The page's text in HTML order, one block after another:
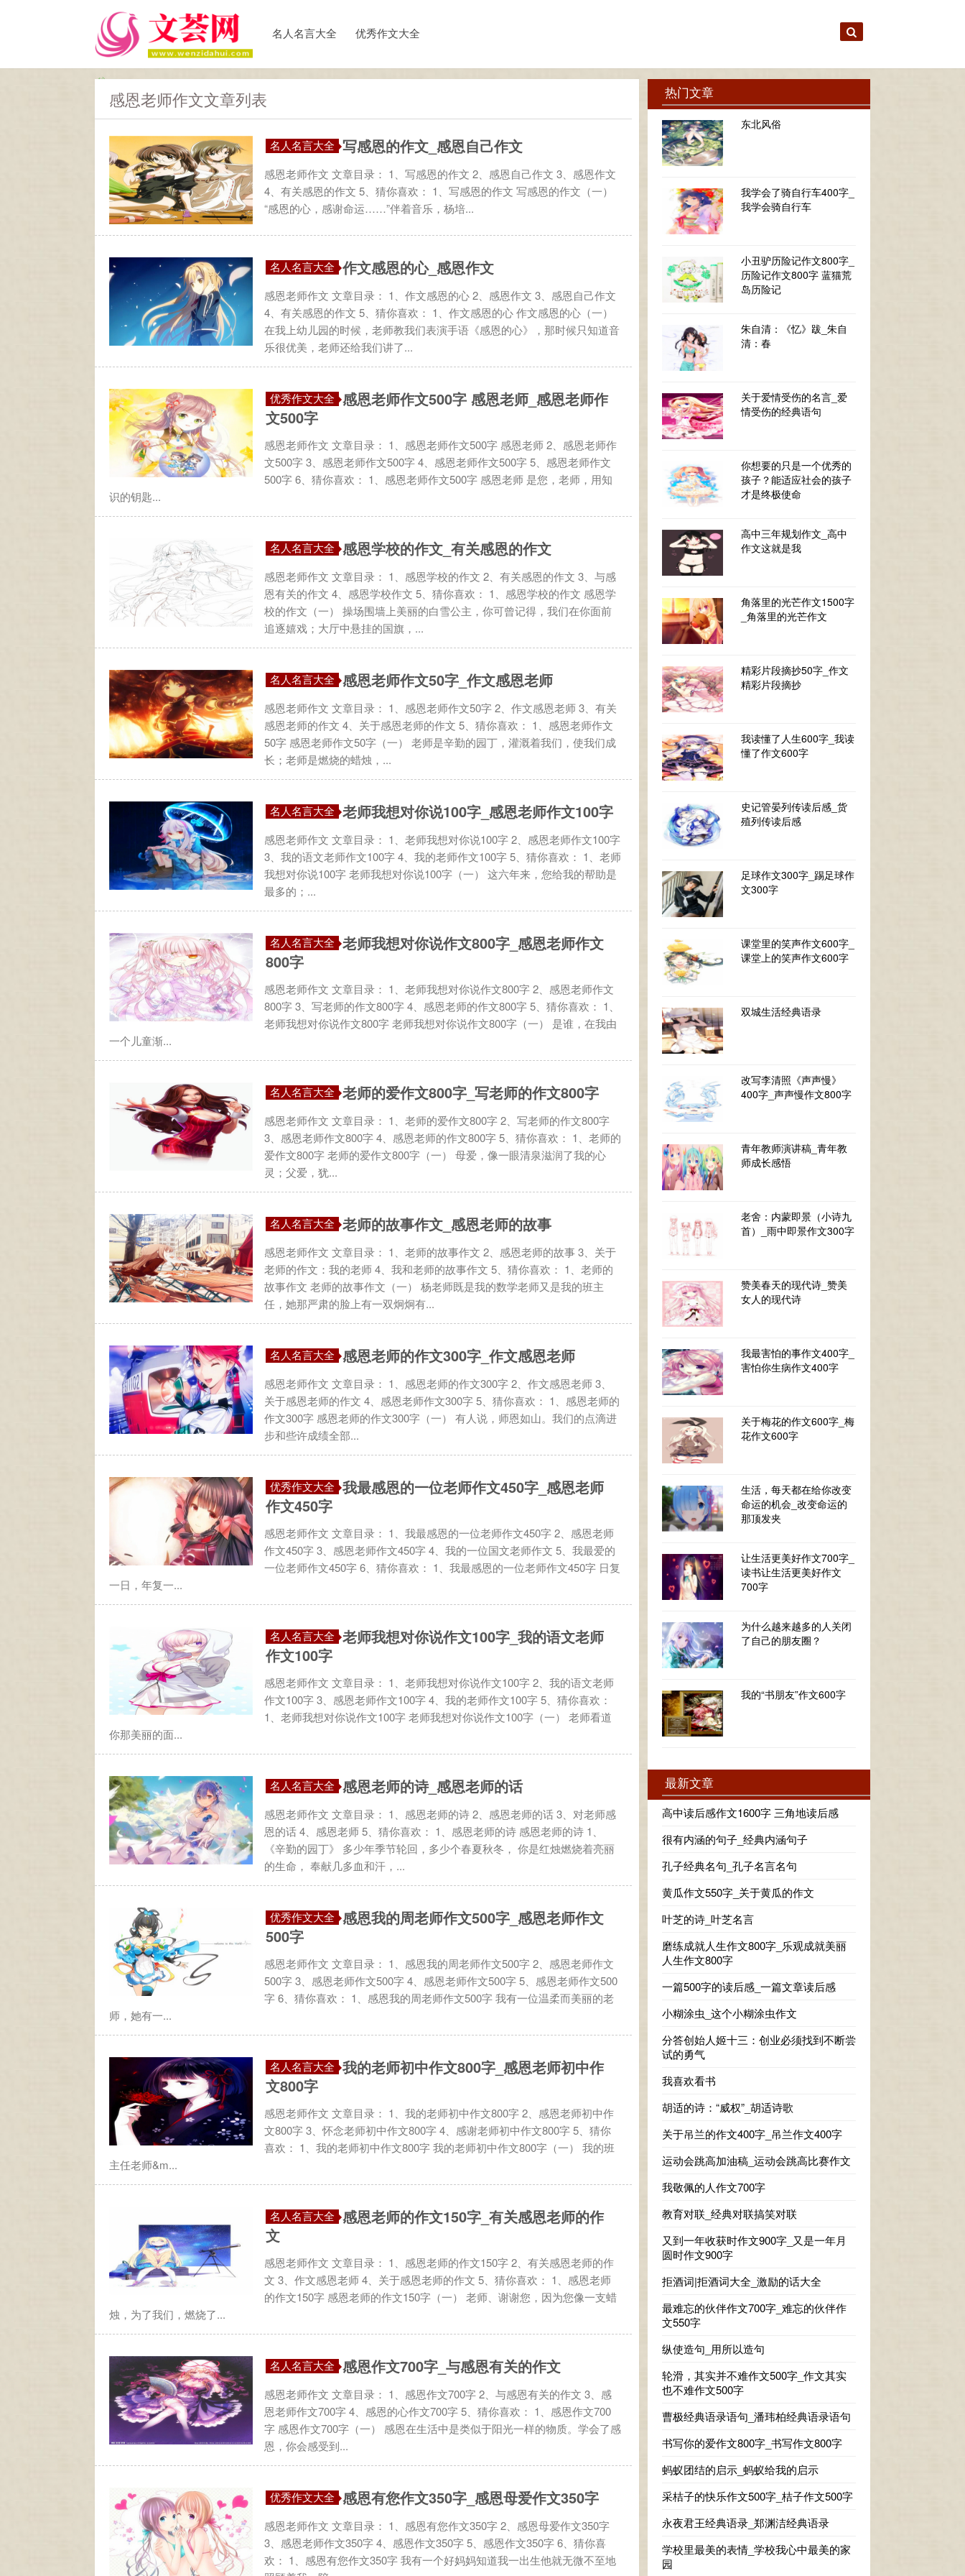
名人名言大全 优秀作文大全
感恩老师作文文章列表
名人名言大全 写感恩的作文_感恩自己作文
感恩老师作文 文章目录： 1、写感恩的作文 2、感恩自己作文 3、感恩作文
4、有关感恩的作文 5、猜你喜欢： 1、写感恩的作文 写感恩的作文（一）
“感恩的心，感谢命运……”伴着音乐，杨培...
名人名言大全 作文感恩的心_感恩作文
感恩老师作文 文章目录： 1、作文感恩的心 2、感恩作文 3、感恩自己作文
4、有关感恩的作文 5、猜你喜欢： 1、作文感恩的心 作文感恩的心（一）
在我上幼儿园的时候，老师教我们表演手语《感恩的心》，那时候只知道音
乐很优美，老师还给我们讲了...
优秀作文大全 感恩老师作文500字 感恩老师_感恩老师作
文500字
感恩老师作文 文章目录： 1、感恩老师作文500字 感恩老师 2、感恩老师作
文500字 3、感恩老师作文500字 4、感恩老师作文500字 5、感恩老师作文
500字 6、猜你喜欢： 1、感恩老师作文500字 感恩老师 是您，老师，用知
识的钥匙...
名人名言大全 感恩学校的作文_有关感恩的作文
感恩老师作文 文章目录： 1、感恩学校的作文 2、有关感恩的作文 3、与感
恩有关的作文 4、感恩学校作文 5、猜你喜欢： 1、感恩学校的作文 感恩学
校的作文（一） 操场围墙上美丽的白雪公主，你可曾记得，我们在你面前
追逐嬉戏；大厅中悬挂的国旗，...
名人名言大全 感恩老师作文50字_作文感恩老师
感恩老师作文 文章目录： 1、感恩老师作文50字 2、作文感恩老师 3、有关
感恩老师的作文 4、关于感恩老师的作文 5、猜你喜欢： 1、感恩老师作文
50字 感恩老师作文50字（一） 老师是辛勤的园丁，灌溉着我们，使我们成
长；老师是燃烧的蜡烛，...
名人名言大全 老师我想对你说100字_感恩老师作文100字
感恩老师作文 文章目录： 1、老师我想对你说100字 2、感恩老师作文100字
3、我的语文老师作文100字 4、我的老师作文100字 5、猜你喜欢： 1、老师
我想对你说100字 老师我想对你说100字（一） 这六年来，您给我的帮助是
最多的；...
名人名言大全 老师我想对你说作文800字_感恩老师作文
800字
感恩老师作文 文章目录： 1、老师我想对你说作文800字 2、感恩老师作文
800字 3、写老师的作文800字 4、感恩老师的作文800字 5、猜你喜欢： 1、
老师我想对你说作文800字 老师我想对你说作文800字（一） 是谁，在我由
一个儿童渐...
名人名言大全 老师的爱作文800字_写老师的作文800字
感恩老师作文 文章目录： 1、老师的爱作文800字 2、写老师的作文800字
3、感恩老师作文800字 4、感恩老师的作文800字 5、猜你喜欢： 1、老师的
爱作文800字 老师的爱作文800字（一） 母爱，像一眼清泉滋润了我的心
灵；父爱，犹...
名人名言大全 老师的故事作文_感恩老师的故事
感恩老师作文 文章目录： 1、老师的故事作文 2、感恩老师的故事 3、关于
老师的作文：我的老师 4、我和老师的故事作文 5、猜你喜欢： 1、老师的
故事作文 老师的故事作文（一） 杨老师既是我的数学老师又是我的班主
任，她那严肃的脸上有一双炯炯有...
名人名言大全 感恩老师的作文300字_作文感恩老师
感恩老师作文 文章目录： 1、感恩老师的作文300字 2、作文感恩老师 3、
关于感恩老师的作文 4、感恩老师作文300字 5、猜你喜欢： 1、感恩老师的
作文300字 感恩老师的作文300字（一） 有人说，师恩如山。我们的点滴进
步和些许成绩全部...
优秀作文大全 我最感恩的一位老师作文450字_感恩老师
作文450字
感恩老师作文 文章目录： 1、我最感恩的一位老师作文450字 2、感恩老师
作文450字 3、感恩老师作文450字 4、我的一位国文老师作文 5、我最爱的
一位老师作文450字 6、猜你喜欢： 1、我最感恩的一位老师作文450字 日复
一日，年复一...
名人名言大全 老师我想对你说作文100字_我的语文老师
作文100字
感恩老师作文 文章目录： 1、老师我想对你说作文100字 2、我的语文老师
作文100字 3、感恩老师作文100字 4、我的老师作文100字 5、猜你喜欢：
1、老师我想对你说作文100字 老师我想对你说作文100字（一） 老师看道
你那美丽的面...
名人名言大全 感恩老师的诗_感恩老师的话
感恩老师作文 文章目录： 1、感恩老师的诗 2、感恩老师的话 3、对老师感
恩的话 4、感恩老师 5、猜你喜欢： 1、感恩老师的诗 感恩老师的诗 1、
《辛勤的园丁》 多少年季节轮回，多少个春夏秋冬， 你是红烛燃烧着亮丽
的生命， 奉献几多血和汗，...
优秀作文大全 感恩我的周老师作文500字_感恩老师作文
500字
感恩老师作文 文章目录： 1、感恩我的周老师作文500字 2、感恩老师作文
500字 3、感恩老师作文500字 4、感恩老师作文500字 5、感恩老师作文500
字 6、猜你喜欢： 1、感恩我的周老师作文500字 我有一位温柔而美丽的老
师，她有一...
名人名言大全 我的老师初中作文800字_感恩老师初中作
文800字
感恩老师作文 文章目录： 1、我的老师初中作文800字 2、感恩老师初中作
文800字 3、怀念老师初中作文800字 4、感谢老师初中作文800字 5、猜你
喜欢： 1、我的老师初中作文800字 我的老师初中作文800字（一） 我的班
主任老师&m...
名人名言大全 感恩老师的作文150字_有关感恩老师的作
文
感恩老师作文 文章目录： 1、感恩老师的作文150字 2、有关感恩老师的作
文 3、作文感恩老师 4、关于感恩老师的作文 5、猜你喜欢： 1、感恩老师
的作文150字 感恩老师的作文150字（一） 老师、谢谢您，因为您像一支蜡
烛，为了我们，燃烧了...
名人名言大全 感恩作文700字_与感恩有关的作文
感恩老师作文 文章目录： 1、感恩作文700字 2、与感恩有关的作文 3、感
恩老师作文700字 4、感恩的心作文700字 5、猜你喜欢： 1、感恩作文700
字 感恩作文700字（一） 感恩在生活中是类似于阳光一样的物质。学会了感
恩，你会感受到...
优秀作文大全 感恩有您作文350字_感恩母爱作文350字
感恩老师作文 文章目录： 1、感恩有您作文350字 2、感恩母爱作文350字
3、感恩老师作文350字 4、感恩作文350字 5、感恩作文350字 6、猜你喜
欢： 1、感恩有您作文350字 我有一个好妈妈知道我一出生他就无微不至地
热门文章
东北风俗
我学会了骑自行车400字_
我学会骑自行车
小丑驴历险记作文800字_
历险记作文800字 蓝猫荒
岛历险记
朱自清：《忆》跋_朱自
清：春
关于爱情受伤的名言_爱
情受伤的经典语句
你想要的只是一个优秀的
孩子？能适应社会的孩子
才是终极使命
高中三年规划作文_高中
作文这就是我
角落里的光芒作文1500字
_角落里的光芒作文
精彩片段摘抄50字_作文
精彩片段摘抄
我读懂了人生600字_我读
懂了作文600字
史记管晏列传读后感_货
殖列传读后感
足球作文300字_踢足球作
文300字
课堂里的笑声作文600字_
课堂上的笑声作文600字
双城生活经典语录
改写李清照《声声慢》
400字_声声慢作文800字
青年教师演讲稿_青年教
师成长感悟
老舍：内蒙即景（小诗九
首）_雨中即景作文300字
赞美春天的现代诗_赞美
女人的现代诗
我最害怕的事作文400字_
害怕你生病作文400字
关于梅花的作文600字_梅
花作文600字
生活，每天都在给你改变
命运的机会_改变命运的
那顶发夹
让生活更美好作文700字_
读书让生活更美好作文
700字
为什么越来越多的人关闭
了自己的朋友圈？
我的“书朋友”作文600字
最新文章
高中读后感作文1600字 三角地读后感
很有内涵的句子_经典内涵句子
孔子经典名句_孔子名言名句
黄瓜作文550字_关于黄瓜的作文
叶芝的诗_叶芝名言
磨练成就人生作文800字_乐观成就美丽
人生作文800字
一篇500字的读后感_一篇文章读后感
小糊涂虫_这个小糊涂虫作文
分答创始人姬十三：创业必须找到不断尝
试的勇气
我喜欢看书
胡适的诗：“威权”_胡适诗歌
关于吊兰的作文400字_吊兰作文400字
运动会跳高加油稿_运动会跳高比赛作文
我敬佩的人作文700字
教育对联_经典对联搞笑对联
又到一年收获时作文900字_又是一年月
圆时作文900字
拒酒词|拒酒词大全_激励的话大全
最难忘的伙伴作文700字_难忘的伙伴作
文550字
纵使造句_用所以造句
轮滑，其实并不难作文500字_作文其实
也不难作文500字
曹极经典语录语句_潘玮柏经典语录语句
书写你的爱作文800字_书写作文800字
蚂蚁团结的启示_蚂蚁给我的启示
采桔子的快乐作文500字_桔子作文500字
永夜君王经典语录_郑渊洁经典语录
学校里最美的表情_学校我心中最美的家
园